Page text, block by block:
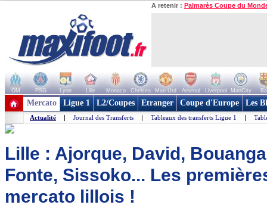
A retenir : Palmarès Coupe du
OM PSG Lyon Lille Monaco Chelsea Man Utd Arsenal Liverpool ManCity
+ de clubs
Mercato Ligue 1 L2/Coupes Etranger Coupe d'Europe Les
Actualité | Journal des Transferts | Tableaux des transferts Ligue 1 |
Lille : Ajorque, David,
Fonte, Sissoko... Les
mercato lillois !